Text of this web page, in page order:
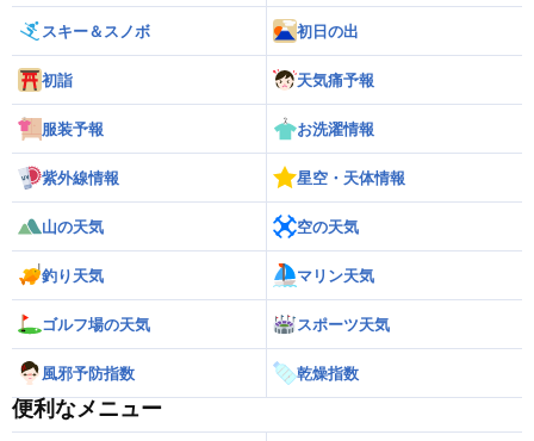
スキー＆スノボ 初日の出
初詣 天気痛予報
服装予報 お洗濯情報
紫外線情報 星空・天体情報
山の天気 空の天気
釣り天気 マリン天気
ゴルフ場の天気 スポーツ天気
風邪予防指数 乾燥指数
便利なメニュー